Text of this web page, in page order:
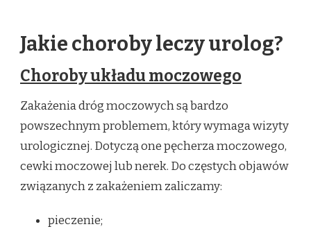
Jakie choroby leczy urolog?
Choroby układu moczowego
Zakażenia dróg moczowych są bardzo
powszechnym problemem, który wymaga wizyty
urologicznej. Dotyczą one pęcherza moczowego,
cewki moczowej lub nerek. Do częstych objawów
związanych z zakażeniem zaliczamy:
pieczenie;